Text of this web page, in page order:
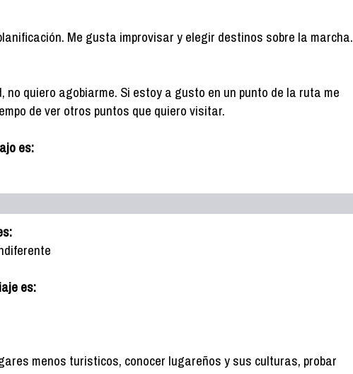
Me gusta improvisar y elegir destinos sobre la marcha.
no quiero agobiarme. Si estoy a gusto en un punto de la ruta me
de ver otros puntos que quiero visitar.
es:
es:
menos turisticos, conocer lugareños y sus culturas, probar